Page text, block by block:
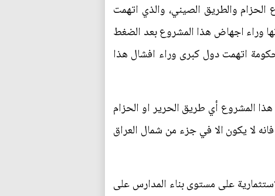
والطريق الصيني، والذي اتهمت
وراء اجهاض هذا المشروع بعد الضغط
اتهمت دول كبرى وراء افشال هذا
المشروع أي طريق الحرير او الحزام
لا يكون الا في جزء من شمال العراق
على مستوى بناء المدارس على